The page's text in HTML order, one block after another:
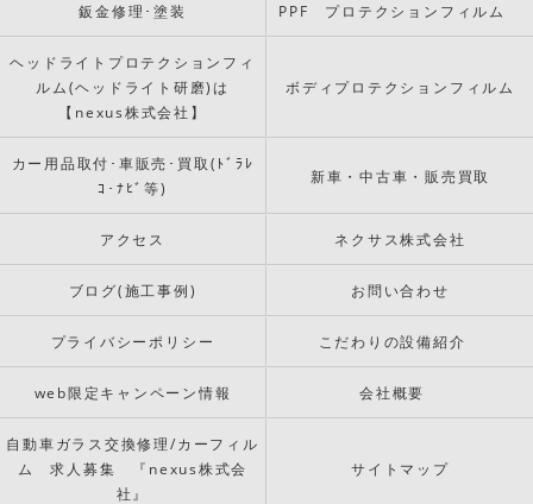
鈑金修理･塗装 PPF プロテクションフィルム
ヘッドライトプロテクションフィ
ルム(ヘッドライト研磨)は
【nexus株式会社】
ボディプロテクションフィルム
カー用品取付･車販売･買取(ﾄﾞﾗﾚ
ｺ･ﾅﾋﾞ等)
新車・中古車・販売買取
アクセス ネクサス株式会社
ブログ(施工事例) お問い合わせ
プライバシーポリシー こだわりの設備紹介
web限定キャンペーン情報 会社概要
自動車ガラス交換修理/カーフィル
ム 求人募集 『nexus株式会
社』
サイトマップ